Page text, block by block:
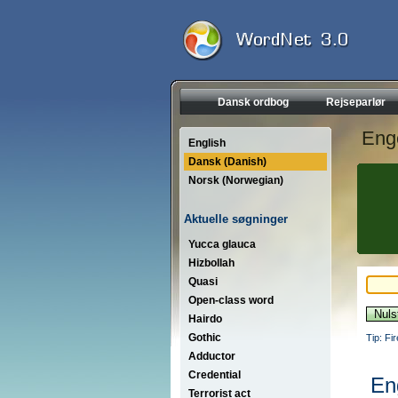
Dansk ordbog Rejseparlør
English
Dansk (Danish)
Norsk (Norwegian)
Aktuelle søgninger
Yucca glauca
Hizbollah
Quasi
Open-class word
Hairdo
Gothic
Adductor
Credential
Terrorist act
Tip: